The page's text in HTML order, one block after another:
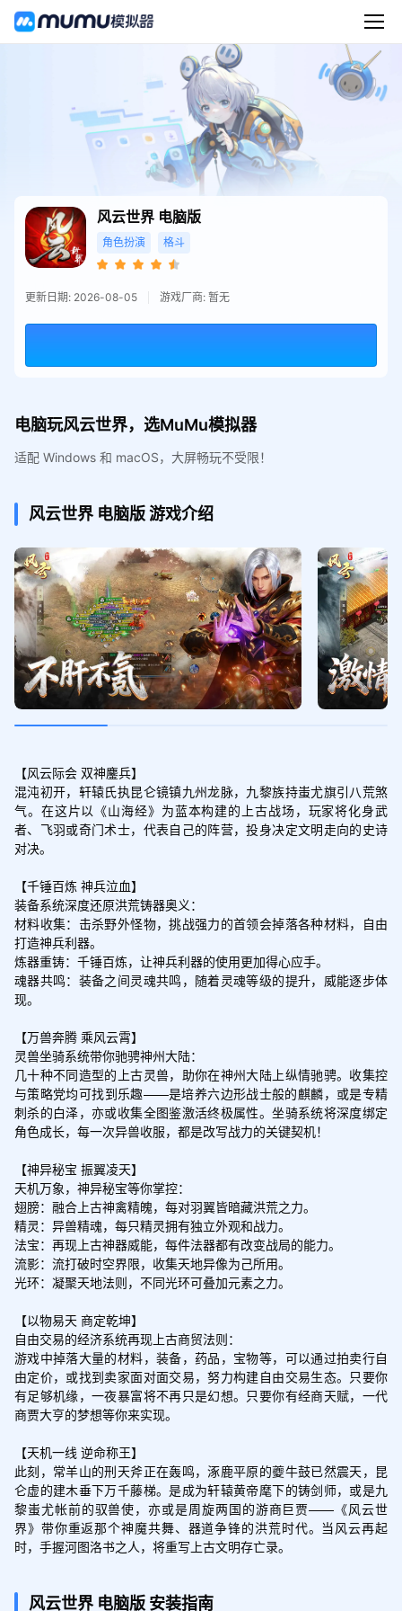
风云世界 电脑版
角色扮演 格斗
更新日期: 2026-08-05 游戏厂商: 暂无
电脑玩风云世界，选MuMu模拟器
适配 Windows 和 macOS，大屏畅玩不受限！
风云世界 电脑版游戏介绍
【风云际会 双神鏖兵】
混沌初开，轩辕氏执昆仑镜镇九州龙脉，九黎族持蚩尤旗引八荒煞
气。在这片以《山海经》为蓝本构建的上古战场，玩家将化身武
者、飞羽或奇门术士，代表自己的阵营，投身决定文明走向的史诗
对决。
【千锤百炼 神兵泣血】
装备系统深度还原洪荒铸器奥义：
材料收集：击杀野外怪物，挑战强力的首领会掉落各种材料，自由
打造神兵利器。
炼器重铸：千锤百炼，让神兵利器的使用更加得心应手。
魂器共鸣：装备之间灵魂共鸣，随着灵魂等级的提升，威能逐步体
现。
【万兽奔腾 乘风云霄】
灵兽坐骑系统带你驰骋神州大陆：
几十种不同造型的上古灵兽，助你在神州大陆上纵情驰骋。收集控
与策略党均可找到乐趣——是培养六边形战士般的麒麟，或是专精
刺杀的白泽，亦或收集全图鉴激活终极属性。坐骑系统将深度绑定
角色成长，每一次异兽收服，都是改写战力的关键契机！
【神异秘宝 振翼凌天】
天机万象，神异秘宝等你掌控：
翅膀：融合上古神禽精魄，每对羽翼皆暗藏洪荒之力。
精灵：异兽精魂，每只精灵拥有独立外观和战力。
法宝：再现上古神器威能，每件法器都有改变战局的能力。
流影：流打破时空界限，收集天地异像为己所用。
光环：凝聚天地法则，不同光环可叠加元素之力。
【以物易天 商定乾坤】
自由交易的经济系统再现上古商贸法则：
游戏中掉落大量的材料，装备，药品，宝物等，可以通过拍卖行自
由定价，或找到卖家面对面交易，努力构建自由交易生态。只要你
有足够机缘，一夜暴富将不再只是幻想。只要你有经商天赋，一代
商贾大亨的梦想等你来实现。
【天机一线 逆命称王】
此刻，常羊山的刑天斧正在轰鸣，涿鹿平原的夔牛鼓已然震天，昆
仑虚的建木垂下万千藤梯。是成为轩辕黄帝麾下的铸剑师，或是九
黎蚩尤帐前的驭兽使，亦或是周旋两国的游商巨贾——《风云世
界》带你重返那个神魔共舞、器道争锋的洪荒时代。当风云再起
时，手握河图洛书之人，将重写上古文明存亡录。
风云世界 电脑版 安装指南